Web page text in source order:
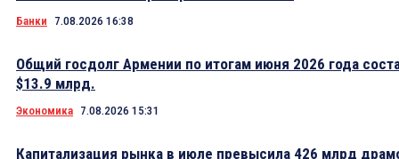
Банки 7.08.2026 16:38
Общий госдолг Армении по итогам июня 2026 года
$13.9 млрд.
Экономика 7.08.2026 15:31
Капитализация рынка в июле превысила 426 млрд